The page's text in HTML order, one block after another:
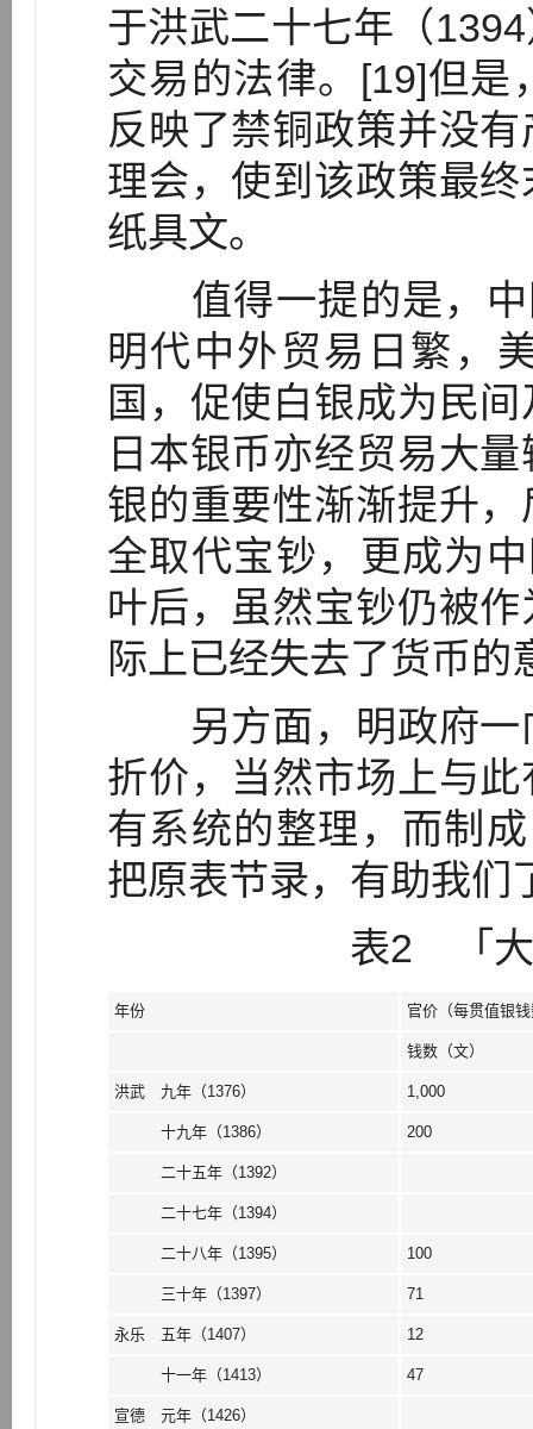
于洪武二十七年（
交易的法律。[19]但是
反映了禁铜政策并没
理会，使到该政策最
纸具文。
值得一提的是，中
明代中外贸易日繁，
国，促使白银成为民
日本银币亦经贸易大
银的重要性渐渐提升
全取代宝钞，更成为
叶后，虽然宝钞仍被
际上已经失去了货币的
另方面，明政府一
折价，当然市场上与
有系统的整理，而制
把原表节录，有助我们
表2 「大
年份 官价（每贯值银
钱数（文）
洪武 九年（1376） 1,000
十九年（1386） 200
二十五年（1392）
二十七年（1394）
二十八年（1395） 100
三十年（1397） 71
永乐 五年（1407） 12
十一年（1413） 47
宣德 元年（1426）